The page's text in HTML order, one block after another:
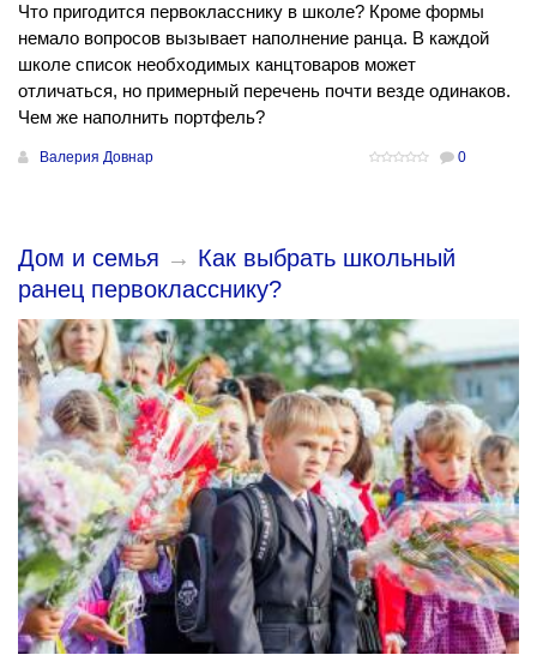
Что пригодится первокласснику в школе? Кроме формы
немало вопросов вызывает наполнение ранца. В каждой
школе список необходимых канцтоваров может
отличаться, но примерный перечень почти везде одинаков.
Чем же наполнить портфель?
Валерия Довнар 0
Дом и семья → Как выбрать школьный
ранец первокласснику?